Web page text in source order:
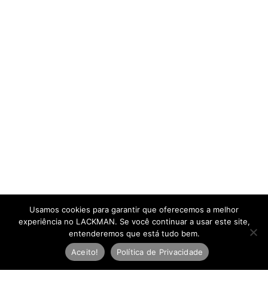
Usamos cookies para garantir que oferecemos a melhor
experiência no LACKMAN. Se você continuar a usar este site,
entenderemos que está tudo bem.
Aceito!
Política de Privacidade